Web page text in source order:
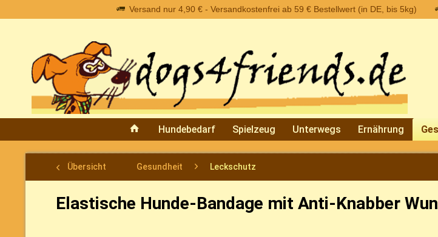
Versand nur 4,90 € - Versandkostenfrei ab 59 € Bestellwert (in DE, bis 5kg)
Hundebedarf Spielzeug Unterwegs Ernährung
Übersicht Gesundheit Leckschutz
Elastische Hunde-Bandage mit Anti-Knabber